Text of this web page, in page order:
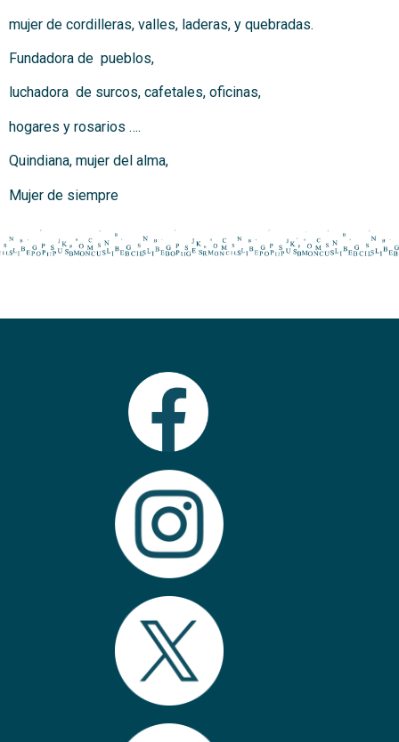
mujer de cordilleras, valles, laderas, y quebradas.
Fundadora de pueblos,
luchadora de surcos, cafetales, oficinas,
hogares y rosarios ….
Quindiana, mujer del alma,
Mujer de siempre